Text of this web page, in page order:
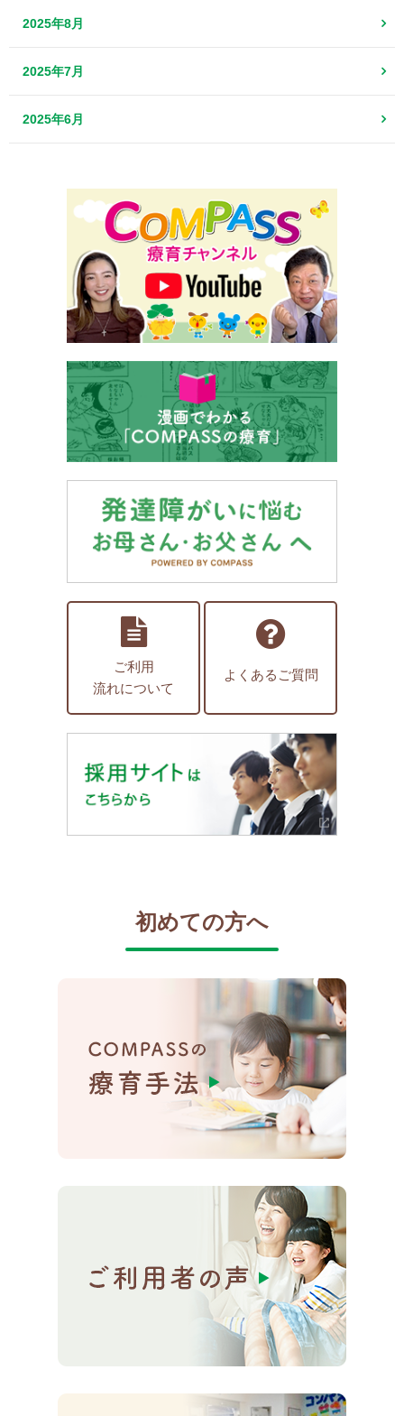
2025年8月
2025年7月
2025年6月
ご利用
流れについて
よくあるご質問
初めての方へ